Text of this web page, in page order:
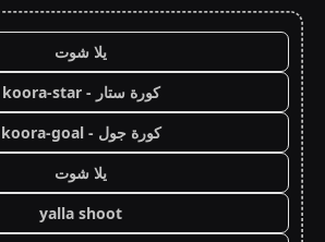
يلا شوت
كورة ستار - koora-star
كورة جول - koora-goal
يلا شوت
yalla shoot